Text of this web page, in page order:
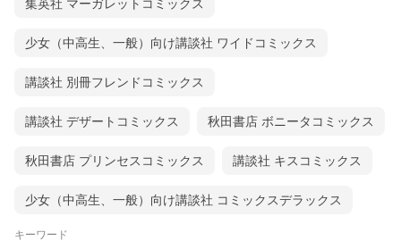
集英社 マーガレットコミックス
少女（中高生、一般）向け講談社 ワイドコミックス
講談社 別冊フレンドコミックス
講談社 デザートコミックス 秋田書店 ボニータコミックス
秋田書店 プリンセスコミックス 講談社 キスコミックス
少女（中高生、一般）向け講談社 コミックスデラックス
キーワード